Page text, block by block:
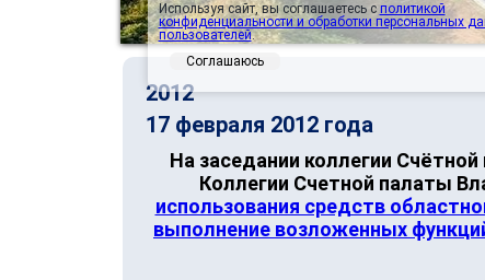
2012
17 февраля 2012 года
На заседании коллегии
Коллегии Счетной палаты
использования средств
выполнение возложенных
Используя сайт, вы соглашаетесь сполитикой
конфиденциальности и обработки персональных
пользователей.
Соглашаюсь